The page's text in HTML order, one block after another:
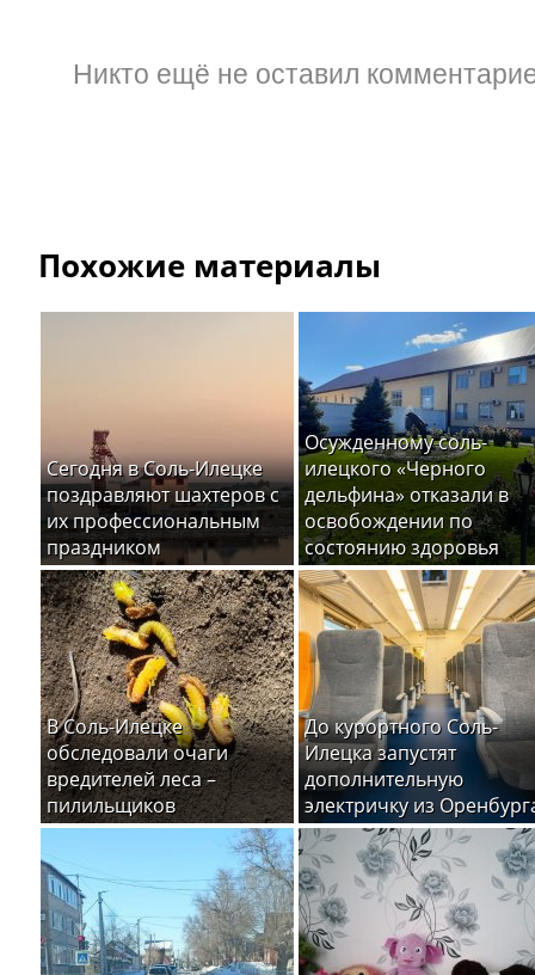
Никто ещё не оставил
Похожие материалы
Сегодня в Соль-Илецке
поздравляют шахтеров с
их профессиональным
праздником
Осужденному соль-
илецкого «Черного
дельфина» отказали в
освобождении по
состоянию здоровья
В Соль-Илецке
обследовали очаги
вредителей леса –
пилильщиков
До курортного Соль-
Илецка запустят
дополнительную
электричку из